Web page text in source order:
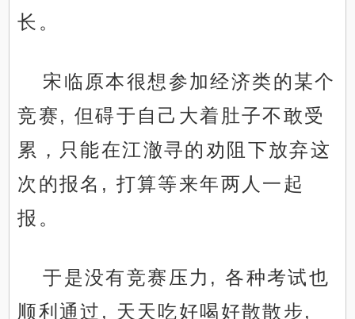
长。
宋临原本很想参加经济类的某个
竞赛, 但碍于自己大着肚子不敢受
累，只能在江澈寻的劝阻下放弃这
次的报名, 打算等来年两人一起
报。
于是没有竞赛压力, 各种考试也
顺利通过, 天天吃好喝好散散步,